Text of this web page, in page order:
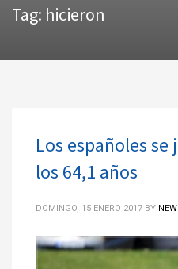
Tag: hicieron
Los españoles
los 64,1 años
DOMINGO, 15 ENERO 2017 BY